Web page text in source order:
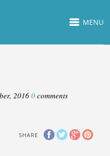
MENU
2016 0comments
SHARE